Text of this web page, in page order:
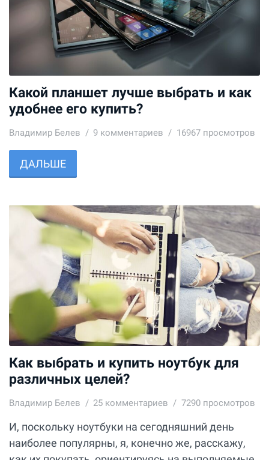
Какой планшет лучше выбрать и как
удобнее его купить?
Владимир Белев 9 комментариев 16967 просмотров
ДАЛЬШЕ
Как выбрать и купить ноутбук для
различных целей?
Владимир Белев 25 комментариев 7290 просмотров
И, поскольку ноутбуки на сегодняшний день
наиболее популярны, я, конечно же, расскажу,